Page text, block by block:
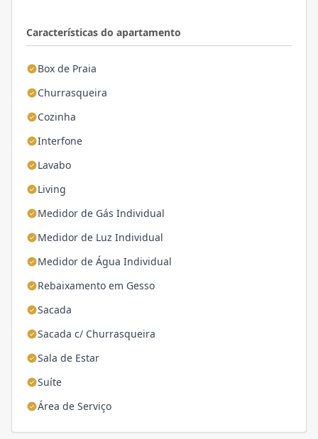
Características do apartamento
Box de Praia
Churrasqueira
Cozinha
Interfone
Lavabo
Living
Medidor de Gás Individual
Medidor de Luz Individual
Medidor de Água Individual
Rebaixamento em Gesso
Sacada
Sacada c/ Churrasqueira
Sala de Estar
Suíte
Área de Serviço